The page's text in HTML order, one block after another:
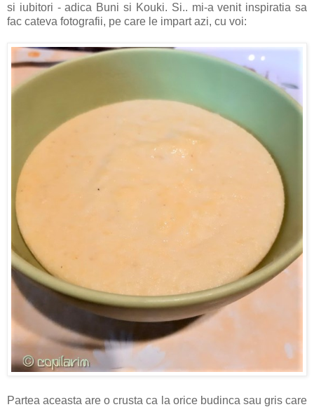
si iubitori - adica Buni si Kouki. Si.. mi-a venit inspiratia sa
fac cateva fotografii, pe care le impart azi, cu voi:
Partea aceasta are o crusta ca la orice budinca sau gris care